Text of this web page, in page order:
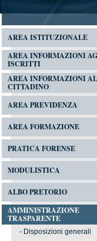
AREA ISTITUZIONALE
AREA INFORMAZIONI
ISCRITTI
AREA INFORMAZIONI AL
CITTADINO
AREA PREVIDENZA
AREA FORMAZIONE
PRATICA FORENSE
MODULISTICA
ALBO PRETORIO
AMMINISTRAZIONE
TRASPARENTE
- Disposizioni generali